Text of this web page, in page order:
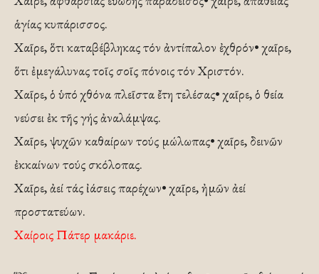
ἁγίας κυπάρισσος.
Χαῖρε, ὅτι καταβέβληκας τόν ἀντίπαλον ἐχθρόν• χαῖρε,
ὅτι ἐμεγάλυνας τοῖς σοῖς πόνοις τόν Χριστόν.
Χαῖρε, ὁ ὑπό χθόνα πλεῖστα ἔτη τελέσας• χαῖρε, ὁ θεία
νεύσει ἐκ τῆς γής ἀναλάμψας.
Χαῖρε, ψυχῶν καθαίρων τούς μώλωπας• χαῖρε, δεινῶν
ἐκκαίνων τούς σκόλοπας.
Χαῖρε, ἀεί τάς ἰάσεις παρέχων• χαῖρε, ἠμῶν ἀεί
προστατεύων.
Χαίροις Πάτερ μακάριε.